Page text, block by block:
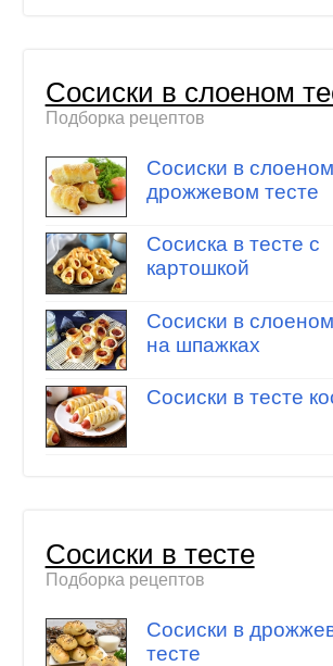
Cосиски в слоеном
Подборка рецептов
Сосиски в слоеном
дрожжевом тесте
Сосиска в тесте с
картошкой
Сосиски в
на шпажках
Сосиски в тесте
Сосиски в тесте
Подборка рецептов
Сосиски в
тесте